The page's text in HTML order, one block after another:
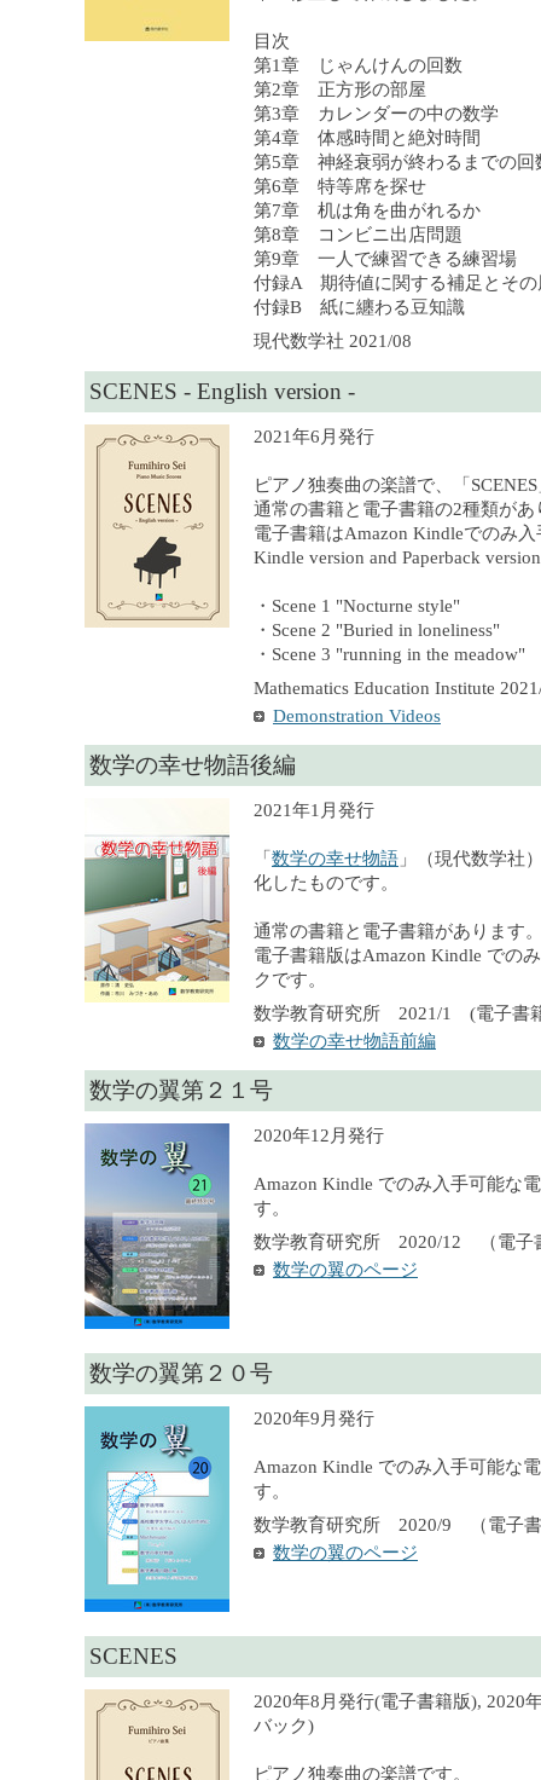
目次
第1章 じゃんけんの回数
第2章 正方形の部屋
第3章 カレンダーの中の数学
第4章 体感時間と絶対時間
第5章 神経衰弱が終わるまでの回
第6章 特等席を探せ
第7章 机は角を曲がれるか
第8章 コンビニ出店問題
第9章 一人で練習できる練習場
付録A 期待値に関する補足とその
付録B 紙に纏わる豆知識
現代数学社 2021/08
SCENES - English version -
2021年6月発行
ピアノ独奏曲の楽譜で、「
通常の書籍と電子書籍の2種類があ
電子書籍はAmazon Kindleでのみ
Kindle version and Paperback
・Scene 1 "Nocturne style"
・Scene 2 "Buried in loneliness"
・Scene 3 "running in the meadow"
Mathematics Education Institute
Demonstration Videos
数学の幸せ物語後編
2021年1月発行
「 数学の幸せ物語 」（現代数学社
化したものです。
通常の書籍と電子書籍があります
電子書籍版はAmazon Kindle での
クです。
数学教育研究所 2021/1 (電子書
数学の幸せ物語前編
数学の翼第２１号
2020年12月発行
Amazon Kindle でのみ入手可能な
す。
数学教育研究所 2020/12 （電子
数学の翼のページ
数学の翼第２０号
2020年9月発行
Amazon Kindle でのみ入手可能な
す。
数学教育研究所 2020/9 （電子
数学の翼のページ
SCENES
2020年8月発行(電子書籍版), 2020
バック)
ピアノ独奏曲の楽譜です。